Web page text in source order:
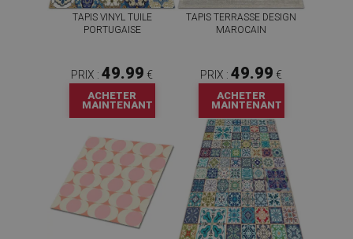
TAPIS VINYL TUILE
PORTUGAISE
PRIX : 49.99 €
ACHETER
MAINTENANT
TAPIS TERRASSE DESIGN
MAROCAIN
PRIX : 49.99 €
ACHETER
MAINTENANT